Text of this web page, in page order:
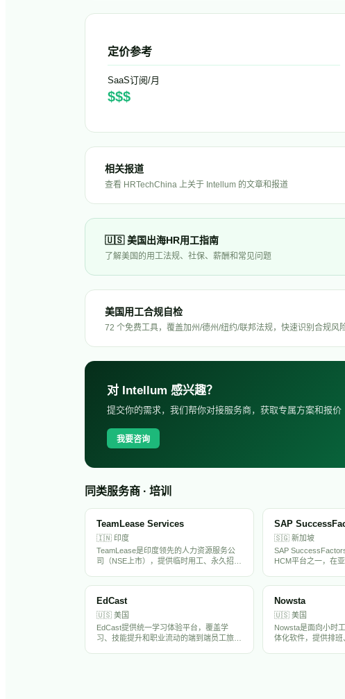
定价参考
SaaS订阅/月
$$$
相关报道
查看 HRTechChina 上关于 Intellum 的文章和报道
🇺🇸 美国出海HR用工指南
了解美国 的用工法规、社保、薪酬和常见问题
美国用工合规自检
72 个免费工具，覆盖加州/德州/纽约/联邦法规，快速识别合规风
对 Intellum 感兴趣？
提交你的需求，我们帮你对接服务商，获取专属方案和报价
我要咨询
同类服务商 · 培训
TeamLease Services
🇮🇳 印度
TeamLease是印度领先的人力资源服务公
司（NSE上市），提供临时用工、永久招
SAP
🇸🇬 新加坡
SAP
HCM平台之一，在
EdCast
🇺🇸 美国
EdCast提供统一学习体验平台，覆盖学
习、技能提升和职业流动的端到端员工旅
Nowsta
🇺🇸 美国
Nowsta是面向小时
体化软件，提供排班